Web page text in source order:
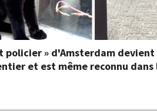
policier » d'Amsterdam
et est même reconnu dans